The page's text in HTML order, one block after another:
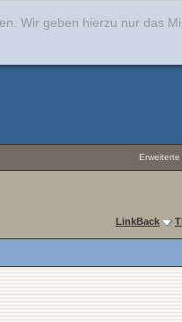
Wir geben hierzu nur das
LinkBack